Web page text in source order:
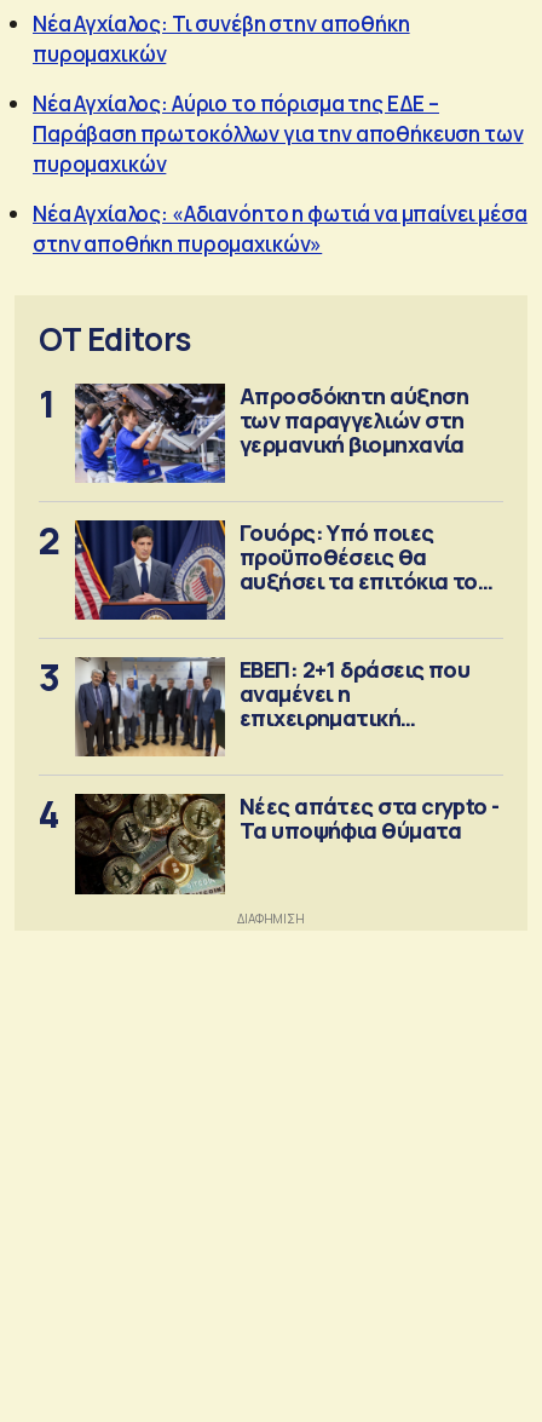
Νέα Αγχίαλος: Τι συνέβη στην αποθήκη
πυρομαχικών
Νέα Αγχίαλος: Αύριο το πόρισμα της ΕΔΕ –
Παράβαση πρωτοκόλλων για την αποθήκευση των
πυρομαχικών
Νέα Αγχίαλος: «Αδιανόητο η φωτιά να μπαίνει μέσα
στην αποθήκη πυρομαχικών»
OT Editors
1
Απροσδόκητη αύξηση
των παραγγελιών στη
γερμανική βιομηχανία
2
Γουόρς: Υπό ποιες
προϋποθέσεις θα
αυξήσει τα επιτόκια τον
3
ΕΒΕΠ: 2+1 δράσεις που
αναμένει η
επιχειρηματική
4
Νέες απάτες στα crypto -
Τα υποψήφια θύματα